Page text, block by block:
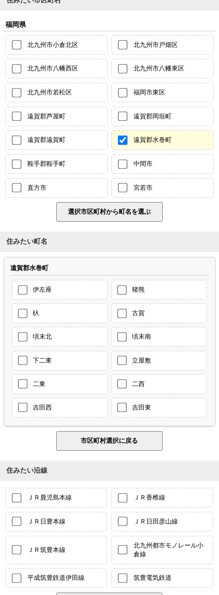
福岡県
北九州市小倉北区 北九州市戸畑区
北九州市八幡西区 北九州市八幡東区
北九州市若松区 福岡市東区
遠賀郡芦屋町 遠賀郡岡垣町
遠賀郡遠賀町 遠賀郡水巻町
鞍手郡鞍手町 中間市
直方市 宮若市
住みたい町名
遠賀郡水巻町
伊左座 猪熊
杁 古賀
頃末北 頃末南
下二東 立屋敷
二東 二西
吉田西 吉田東
住みたい沿線
ＪＲ鹿児島本線 ＪＲ香椎線
ＪＲ日豊本線 ＪＲ日田彦山線
ＪＲ筑豊本線
北九州都市モノレール小
倉線
平成筑豊鉄道伊田線 筑豊電気鉄道